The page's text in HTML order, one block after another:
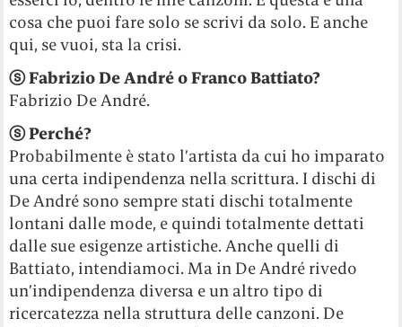
cosa che puoi fare solo se scrivi da solo. E anche
qui, se vuoi, sta la crisi.
ⓢ Fabrizio De André o Franco Battiato?
Fabrizio De André.
ⓢ Perché?
Probabilmente è stato l’artista da cui ho imparato
una certa indipendenza nella scrittura. I dischi di
De André sono sempre stati dischi totalmente
lontani dalle mode, e quindi totalmente dettati
dalle sue esigenze artistiche. Anche quelli di
Battiato, intendiamoci. Ma in De André rivedo
un’indipendenza diversa e un altro tipo di
ricercatezza nella struttura delle canzoni. De